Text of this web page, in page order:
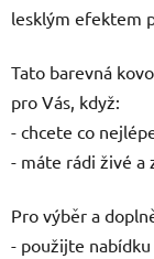
lesklým efektem
Tato barevná
pro Vás, když:
- chcete co
- máte rádi živé a
Pro výběr a
- použijte